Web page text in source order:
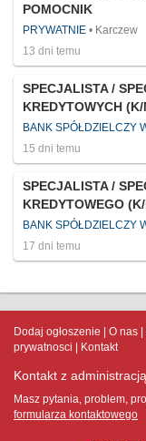
POMOCNIK
PRYWATNIE
Karczew
13 dni temu
SPECJALISTA /
KREDYTOWYCH (K/
BANK SPÓŁDZIELCZY
15 dni temu
SPECJALISTA /
KREDYTOWEGO
BANK SPÓŁDZIELCZY
17 dni temu
Dodaj ogłoszenie O nas
prywatnosci
Kontakt
Kontakt z
Masz pytania, problem,
formularza kontaktowego